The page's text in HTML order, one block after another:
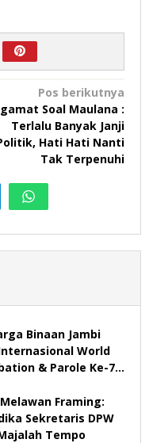
Pos berikutnya
Soal Maulana :
Terlalu Banyak Janji
Hati Hati Nanti
Tak Terpenuhi
Binaan Jambi
World
& Parole Ke-7
Framing:
Sekretaris DPW
Tempo